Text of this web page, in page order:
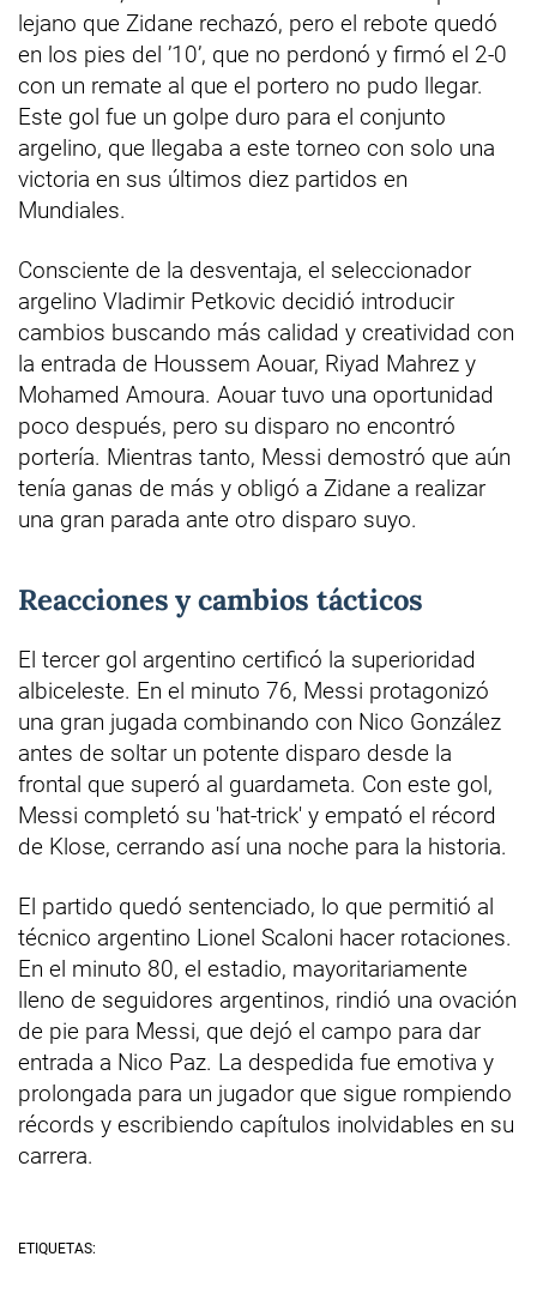
lejano que Zidane rechazó, pero el rebote quedó
en los pies del ’10’, que no perdonó y firmó el 2-0
con un remate al que el portero no pudo llegar.
Este gol fue un golpe duro para el conjunto
argelino, que llegaba a este torneo con solo una
victoria en sus últimos diez partidos en
Mundiales.
Consciente de la desventaja, el seleccionador
argelino Vladimir Petkovic decidió introducir
cambios buscando más calidad y creatividad con
la entrada de Houssem Aouar, Riyad Mahrez y
Mohamed Amoura. Aouar tuvo una oportunidad
poco después, pero su disparo no encontró
portería. Mientras tanto, Messi demostró que aún
tenía ganas de más y obligó a Zidane a realizar
una gran parada ante otro disparo suyo.
Reacciones y cambios tácticos
El tercer gol argentino certificó la superioridad
albiceleste. En el minuto 76, Messi protagonizó
una gran jugada combinando con Nico González
antes de soltar un potente disparo desde la
frontal que superó al guardameta. Con este gol,
Messi completó su 'hat-trick' y empató el récord
de Klose, cerrando así una noche para la historia.
El partido quedó sentenciado, lo que permitió al
técnico argentino Lionel Scaloni hacer rotaciones.
En el minuto 80, el estadio, mayoritariamente
lleno de seguidores argentinos, rindió una ovación
de pie para Messi, que dejó el campo para dar
entrada a Nico Paz. La despedida fue emotiva y
prolongada para un jugador que sigue rompiendo
récords y escribiendo capítulos inolvidables en su
carrera.
ETIQUETAS: